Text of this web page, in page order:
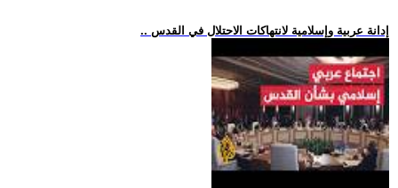
.. إدانة عربية وإسلامية لانتهاكات الاحتلال في القدس